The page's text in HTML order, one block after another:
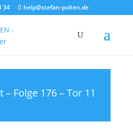
34 help@stefan-polten.de
– Folge 176 – Tor 11